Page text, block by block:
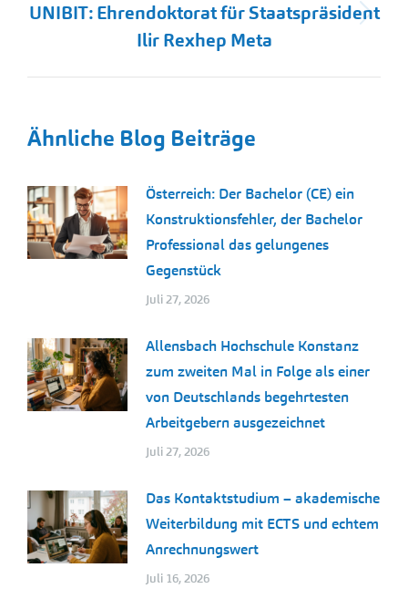
Nächster
Beitrag:
UNIBIT: Ehrendoktorat für Staatspräsident
Ilir Rexhep Meta
Ähnliche Blog Beiträge
Österreich: Der Bachelor (CE) ein
Konstruktionsfehler, der Bachelor
Professional das gelungenes
Gegenstück
Juli 27, 2026
Allensbach Hochschule Konstanz
zum zweiten Mal in Folge als einer
von Deutschlands begehrtesten
Arbeitgebern ausgezeichnet
Juli 27, 2026
Das Kontaktstudium – akademische
Weiterbildung mit ECTS und echtem
Anrechnungswert
Juli 16, 2026